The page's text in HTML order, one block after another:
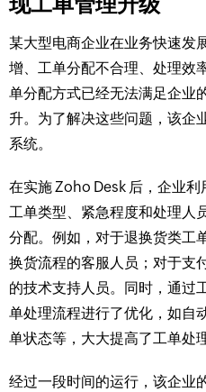
某大型电商企业在业务快速发
增、工单分配不合理、处理效
单分配方式已经无法满足企业
升。为了解决这些问题，该企
系统。​
在实施 Zoho Desk 后，企业
工单类型、紧急程度和处理人
分配。例如，对于退换货类工
换货流程的客服人员；对于支
的技术支持人员。同时，通过
单处理流程进行了优化，如自
单状态等，大大提高了工单处
经过一段时间的运行，该企业